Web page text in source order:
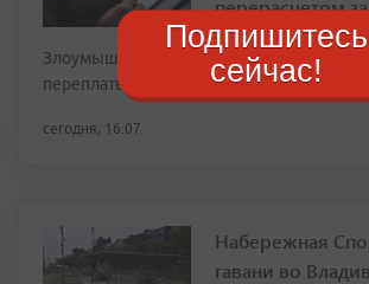
перерасчетом
Злоумышленники рассылают сообщения
переплаты
сегодня, 16:07
Набережная
гавани во
Подпишитесь
сейчас!